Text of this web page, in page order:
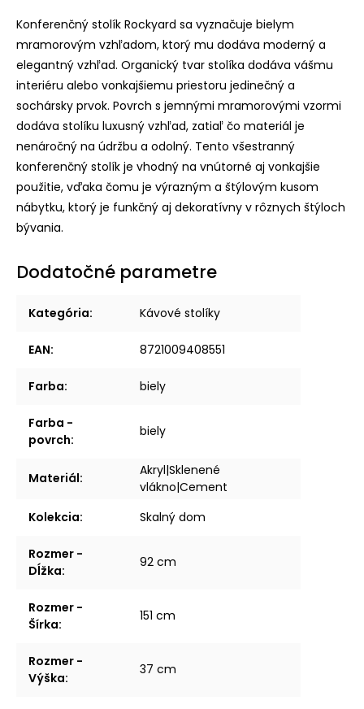
Konferenčný stolík Rockyard sa vyznačuje bielym
mramorovým vzhľadom, ktorý mu dodáva moderný a
elegantný vzhľad. Organický tvar stolíka dodáva vášmu
interiéru alebo vonkajšiemu priestoru jedinečný a
sochársky prvok. Povrch s jemnými mramorovými vzormi
dodáva stolíku luxusný vzhľad, zatiaľ čo materiál je
nenáročný na údržbu a odolný. Tento všestranný
konferenčný stolík je vhodný na vnútorné aj vonkajšie
použitie, vďaka čomu je výrazným a štýlovým kusom
nábytku, ktorý je funkčný aj dekoratívny v rôznych štýloch
bývania.
Dodatočné parametre
Kategória: Kávové stolíky
EAN: 8721009408551
Farba: biely
Farba -
povrch:
biely
Materiál:
Akryl|Sklenené
vlákno|Cement
Kolekcia: Skalný dom
Rozmer -
Dĺžka:
92 cm
Rozmer -
Šírka:
151 cm
Rozmer -
Výška:
37 cm